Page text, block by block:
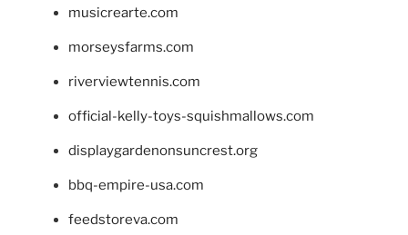
musicrearte.com
morseysfarms.com
riverviewtennis.com
official-kelly-toys-squishmallows.com
displaygardenonsuncrest.org
bbq-empire-usa.com
feedstoreva.com